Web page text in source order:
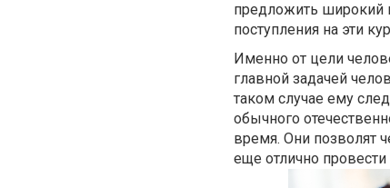
предложить широкий
поступления на эти
Именно от цели
главной задачей
таком случае ему
обычного
время. Они позволят
еще отлично